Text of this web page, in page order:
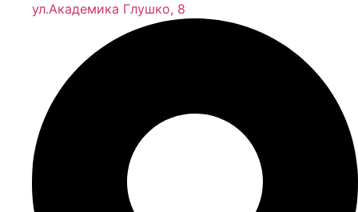
ул.Академика Глушко, 8